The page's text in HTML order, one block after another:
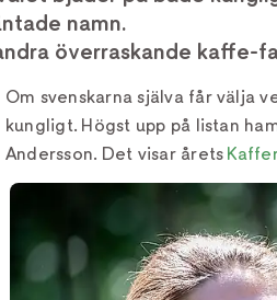
namn.
överraskande kaffe-
Om svenskarna själva får välja
kungligt. Högst upp på listan
Andersson. Det visar årets